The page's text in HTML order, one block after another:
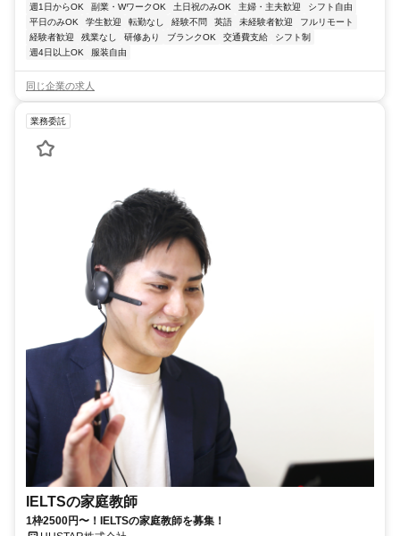
週1日からOK 副業・WワークOK 土日祝のみOK 主婦・主夫歓迎
シフト自由
平日のみOK
学生歓迎 転勤なし 経験不問 英語 未経験者歓迎
フルリモート
経験者歓迎
残業なし 研修あり ブランクOK 交通費支給
シフト制
週4日以上OK
服装自由
同じ企業の求人
業務委託
IELTSの家庭教師
1枠2500円〜！IELTSの家庭教師を募集！